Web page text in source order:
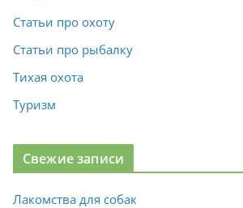
Статьи про охоту
Статьи про рыбалку
Тихая охота
Туризм
Свежие записи
Лакомства для собак